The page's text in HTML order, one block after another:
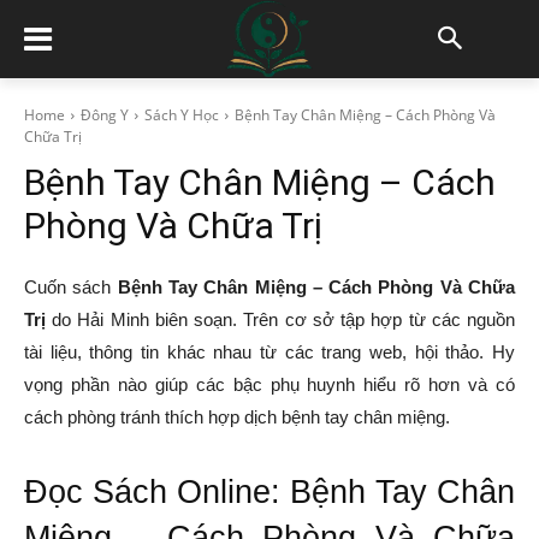
Home Đông Y Sách Y Học
Bệnh Tay Chân Miệng – Cách Phòng Và
Chữa Trị
Bệnh Tay Chân Miệng – Cách
Phòng Và Chữa Trị
Cuốn sách Bệnh Tay Chân Miệng – Cách Phòng Và Chữa
Trị do Hải Minh biên soạn. Trên cơ sở tập hợp từ các nguồn
tài liệu, thông tin khác nhau từ các trang web, hội thảo. Hy
vọng phần nào giúp các bậc phụ huynh hiểu rõ hơn và có
cách phòng tránh thích hợp dịch bệnh tay chân miệng.
Đọc Sách Online: Bệnh Tay Chân